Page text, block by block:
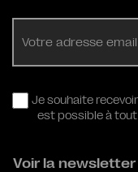
Je souhaite
est possible à
Voir la